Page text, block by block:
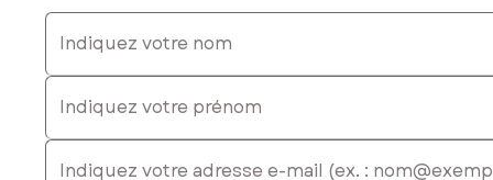
Indiquez votre nom
Indiquez votre prénom
E-mail